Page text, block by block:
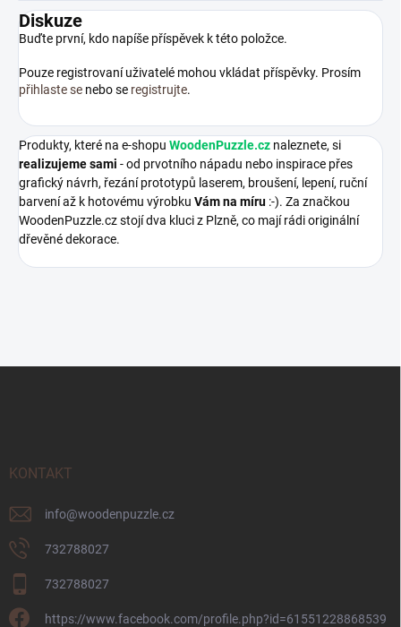
Diskuze
Buďte první, kdo napíše příspěvek k této položce.
Pouze registrovaní uživatelé mohou vkládat příspěvky. Prosím
přihlaste se nebo se registrujte.
Produkty, které na e-shopu WoodenPuzzle.cz naleznete, si
realizujeme sami - od prvotního nápadu nebo inspirace přes
grafický návrh, řezání prototypů laserem, broušení, lepení, ruční
barvení až k hotovému výrobku Vám na míru :-). Za značkou
WoodenPuzzle.cz stojí dva kluci z Plzně, co mají rádi originální
dřevěné dekorace.
KONTAKT
info@woodenpuzzle.cz
732788027
732788027
https://www.facebook.com/profile.php?id=61551228868539